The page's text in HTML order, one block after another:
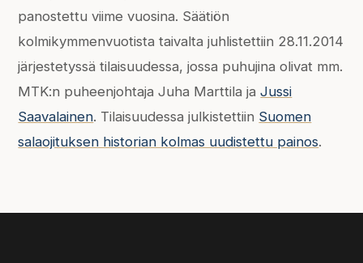
panostettu viime vuosina. Säätiön
kolmikymmenvuotista taivalta juhlistettiin 28.11.2014
järjestetyssä tilaisuudessa, jossa puhujina olivat mm.
MTK:n puheenjohtaja Juha Marttila jaJussi
Saavalainen. Tilaisuudessa julkistettiin Suomen
salaojituksen historian kolmas uudistettu painos.